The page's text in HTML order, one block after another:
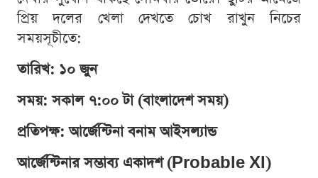
প্রিয় দলের খেলা দেখতে চোখ রাখুন নিচের
সময়সূচীতে:
তারিখ: ১০ জুন
সময়: সকাল ৭:০০ টা (বাংলাদেশ সময়)
প্রতিপক্ষ: আর্জেন্টিনা বনাম আইসল্যান্ড
আর্জেন্টিনার সম্ভাব্য একাদশ (Probable XI)